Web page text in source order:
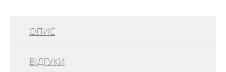
ОПИС
Білизна виготовлена ​​з матеріалу SUPER - DRY, що
ВІДГУКИ